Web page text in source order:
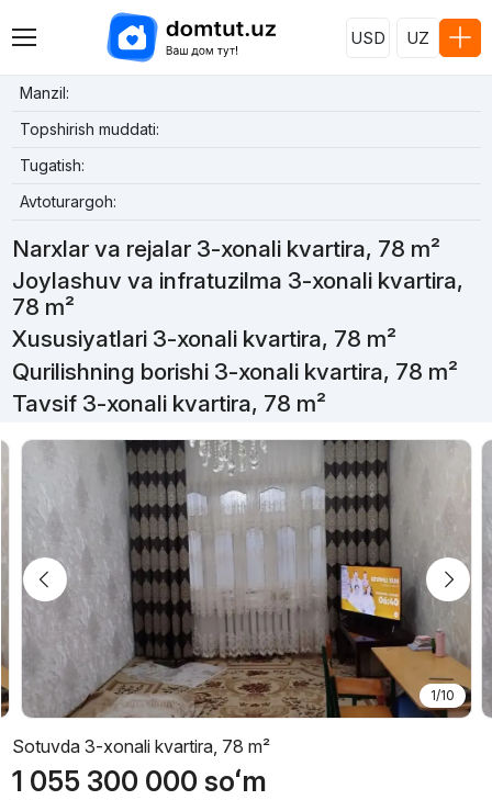
USD UZ
Manzil:
Topshirish muddati:
Tugatish:
Avtoturargoh:
Narxlar va rejalar 3-xonali kvartira, 78 m²
Joylashuv va infratuzilma 3-xonali kvartira,
78 m²
Xususiyatlari 3-xonali kvartira, 78 m²
Qurilishning borishi 3-xonali kvartira, 78 m²
Tavsif 3-xonali kvartira, 78 m²
1/10
Sotuvda 3-xonali kvartira, 78 m²
1 055 300 000 soʻm